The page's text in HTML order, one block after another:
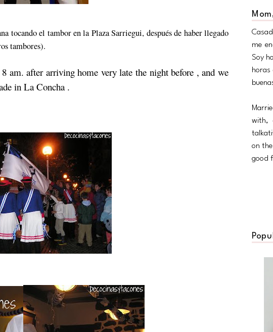
tocando el tambor en la Plaza Sarriegui, después de haber llegado
tambores).
am. after arriving home very late the night before , and we
in La Concha .
me
Soy
with,
on
good